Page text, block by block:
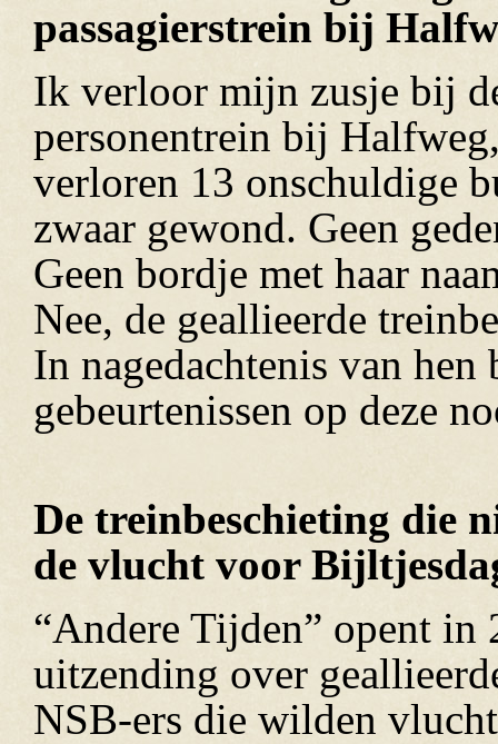
passagierstrein bij
Ik verloor mijn zusje bij
personentrein bij
verloren 13 onschuldige
zwaar gewond. Geen
Geen bordje met haar
Nee, de geallieerde
In nagedachtenis van
gebeurtenissen op deze
De treinbeschieting die
de vlucht voor
“Andere Tijden” opent in
uitzending over
NSB-ers die wilden